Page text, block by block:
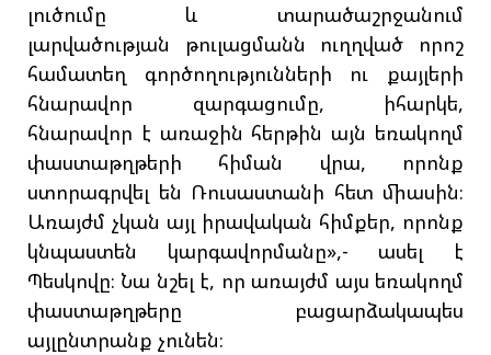
լուծումը և տարածաշրջանում
լարվածության թուլացմանն ուղղված որոշ
համատեղ գործողությունների ու քայլերի
հնարավոր զարգացումը, իհարկե,
հնարավոր է առաջին հերթին այն եռակողմ
փաստաթղթերի հիման վրա, որոնք
ստորագրվել են Ռուսաստանի հետ միասին։
Առայժմ չկան այլ իրավական հիմքեր, որոնք
կնպաստեն կարգավորմանը»,- ասել է
Պեսկովը։ Նա նշել է, որ առայժմ այս եռակողմ
փաստաթղթերը բացարձակապես
այլընտրանք չունեն։